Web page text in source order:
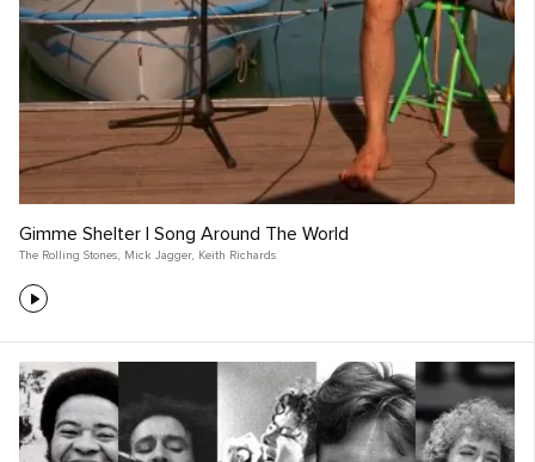
Gimme Shelter | Song Around The World
The Rolling Stones, Mick Jagger, Keith Richards